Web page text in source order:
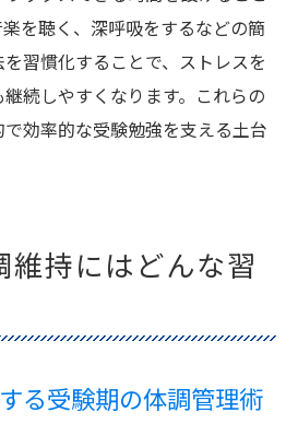
を聴く、深呼吸をするなどの簡
習慣化することで、ストレスを
続しやすくなります。これらの
効率的な受験勉強を支える土台
維持にはどんな習
る受験期の体調管理術